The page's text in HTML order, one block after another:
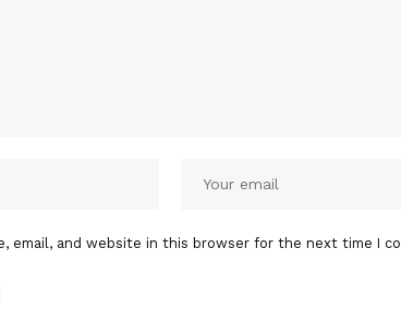
email, and website in this browser for the next time I